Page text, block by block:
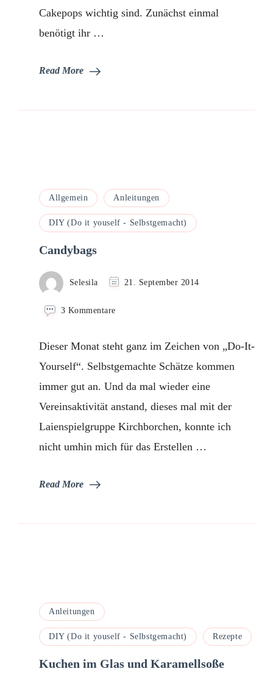
Cakepops wichtig sind. Zunächst einmal
benötigt ihr …
Read More
Allgemein Anleitungen
DIY (Do it youself - Selbstgemacht)
Candybags
Selesila 21. September 2014
3 Kommentarezu
Dieser Monat steht ganz im Zeichen von „Do-It-
Yourself“. Selbstgemachte Schätze kommen
immer gut an. Und da mal wieder eine
Vereinsaktivität anstand, dieses mal mit der
Laienspielgruppe Kirchborchen, konnte ich
nicht umhin mich für das Erstellen …
Read More
Anleitungen
DIY (Do it youself - Selbstgemacht) Rezepte
Kuchen im Glas und Karamellsoße